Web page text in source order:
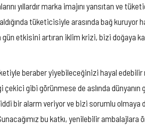
yıllardır marka imajını yansıtan ve
tüketicisiyle arasında bağ kuruyor
gün etkisini artıran iklim krizi, bizi doğaya
beraber yiyebileceğinizi hayal edebilir
çekici gibi görünmese de aslında
bir alarm veriyor ve bizi sorumlu olmaya
bu katkı, yenilebilir